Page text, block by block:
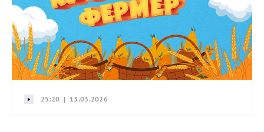
25:20 | 13.03.2026